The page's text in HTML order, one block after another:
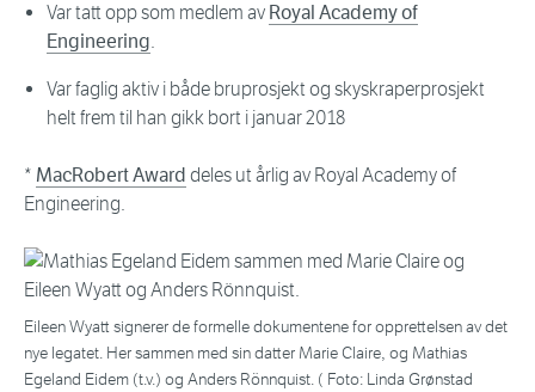
Var tatt opp som medlem av Royal Academy of
Engineering.
Var faglig aktiv i både bruprosjekt og skyskraperprosjekt
helt frem til han gikk bort i januar 2018
* MacRobert Award deles ut årlig av Royal Academy of
Engineering.
Eileen Wyatt signerer de formelle dokumentene for opprettelsen av det
nye legatet. Her sammen med sin datter Marie Claire, og Mathias
Egeland Eidem (t.v.) og Anders Rönnquist. ( Foto: Linda Grønstad